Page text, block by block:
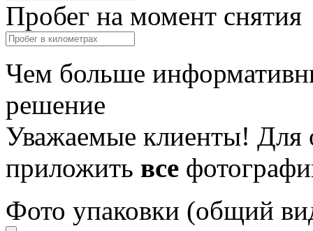
Пробег на момент снятия
Чем больше
решение
Уважаемые клиенты! Для
приложить все
Фото упаковки (общий